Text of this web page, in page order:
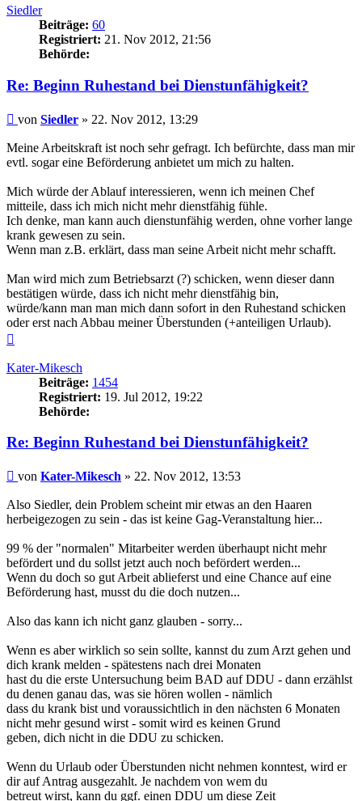
Siedler
Beiträge: 60
Registriert: 21. Nov 2012, 21:56
Behörde:
Re: Beginn Ruhestand bei Dienstunfähigkeit?
Beitrag
von Siedler » 22. Nov 2012, 13:29
Meine Arbeitskraft ist noch sehr gefragt. Ich befürchte, dass man mir
evtl. sogar eine Beförderung anbietet um mich zu halten.
Mich würde der Ablauf interessieren, wenn ich meinen Chef
mitteile, dass ich mich nicht mehr dienstfähig fühle.
Ich denke, man kann auch dienstunfähig werden, ohne vorher lange
krank gewesen zu sein.
Wenn man z.B. erklärt, dass man seine Arbeit nicht mehr schafft.
Man wird mich zum Betriebsarzt (?) schicken, wenn dieser dann
bestätigen würde, dass ich nicht mehr dienstfähig bin,
würde/kann man man mich dann sofort in den Ruhestand schicken
oder erst nach Abbau meiner Überstunden (+anteiligen Urlaub).
Kater-Mikesch
Beiträge: 1454
Registriert: 19. Jul 2012, 19:22
Behörde:
Re: Beginn Ruhestand bei Dienstunfähigkeit?
Beitrag
von Kater-Mikesch » 22. Nov 2012, 13:53
Also Siedler, dein Problem scheint mir etwas an den Haaren
herbeigezogen zu sein - das ist keine Gag-Veranstaltung hier...
99 % der "normalen" Mitarbeiter werden überhaupt nicht mehr
befördert und du sollst jetzt auch noch befördert werden...
Wenn du doch so gut Arbeit ablieferst und eine Chance auf eine
Beförderung hast, musst du die doch nutzen...
Also das kann ich nicht ganz glauben - sorry...
Wenn es aber wirklich so sein sollte, kannst du zum Arzt gehen und
dich krank melden - spätestens nach drei Monaten
hast du die erste Untersuchung beim BAD auf DDU - dann erzählst
du denen ganau das, was sie hören wollen - nämlich
dass du krank bist und voraussichtlich in den nächsten 6 Monaten
nicht mehr gesund wirst - somit wird es keinen Grund
geben, dich nicht in die DDU zu schicken.
Wenn du Urlaub oder Überstunden nicht nehmen konntest, wird er
dir auf Antrag ausgezahlt. Je nachdem von wem du
betreut wirst, kann du ggf. einen DDU um diese Zeit